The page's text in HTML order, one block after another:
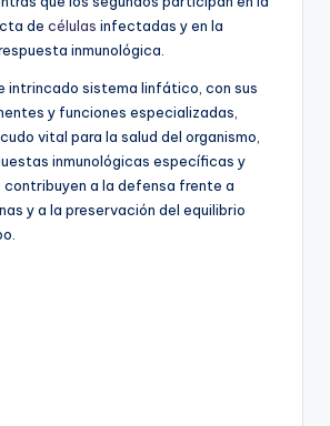
de células infectadas y en la
inmunológica.
intrincado sistema linfático, con sus
y funciones especializadas,
vital para la salud del organismo,
inmunológicas específicas y
a la defensa frente a
y a la preservación del equilibrio